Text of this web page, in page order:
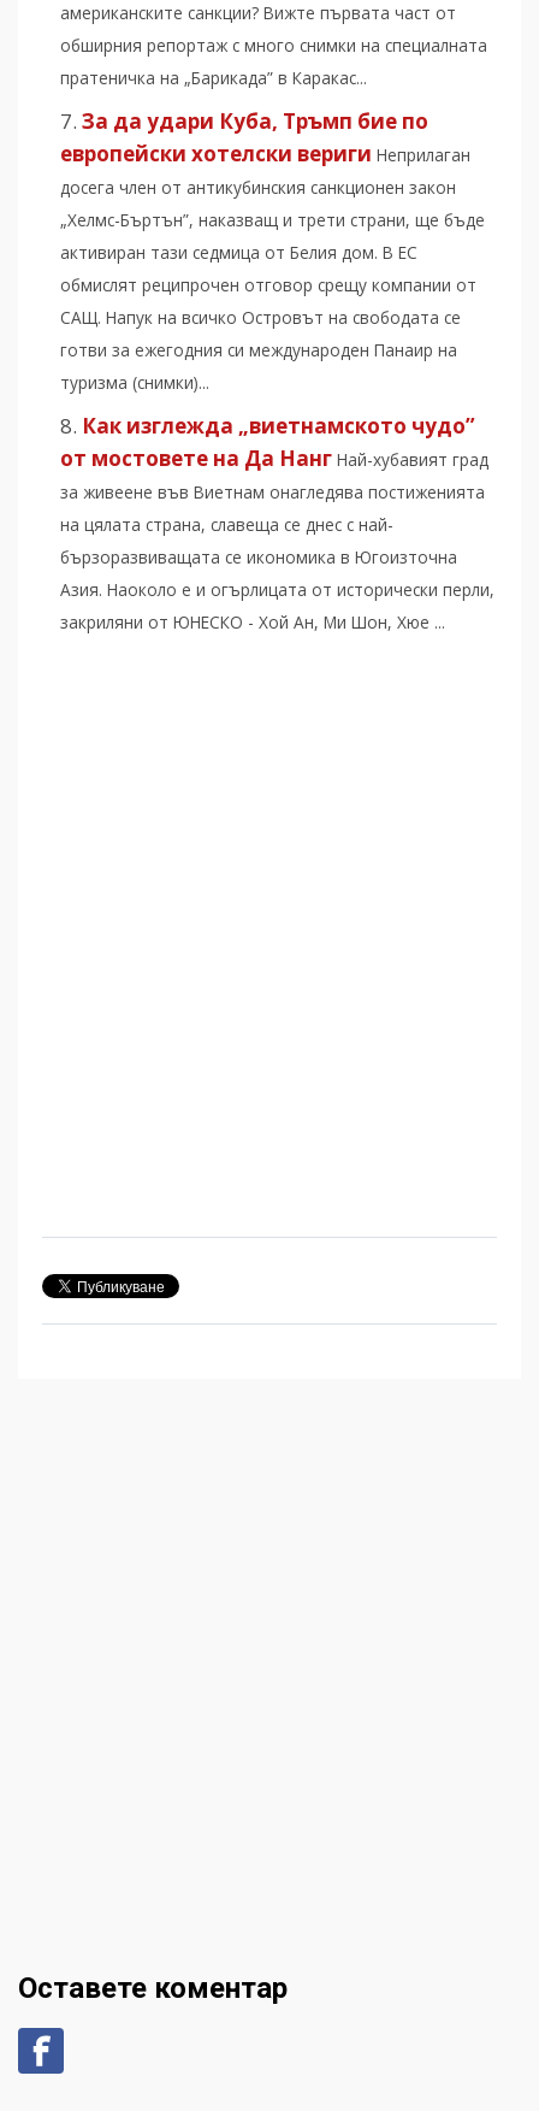
американските санкции? Вижте първата част от
обширния репортаж с много снимки на специалната
пратеничка на „Барикада” в Каракас...
За да удари Куба, Тръмп бие по
европейски хотелски вериги Неприлаган
досега член от антикубинския санкционен закон
„Хелмс-Бъртън”, наказващ и трети страни, ще бъде
активиран тази седмица от Белия дом. В ЕС
обмислят реципрочен отговор срещу компании от
САЩ. Напук на всичко Островът на свободата се
готви за ежегодния си международен Панаир на
туризма (снимки)...
Как изглежда „виетнамското чудо”
от мостовете на Да Нанг Най-хубавият град
за живеене във Виетнам онагледява постиженията
на цялата страна, славеща се днес с най-
бързоразвиващата се икономика в Югоизточна
Азия. Наоколо е и огърлицата от исторически перли,
закриляни от ЮНЕСКО - Хой Ан, Ми Шон, Хюе ...
Оставете коментар